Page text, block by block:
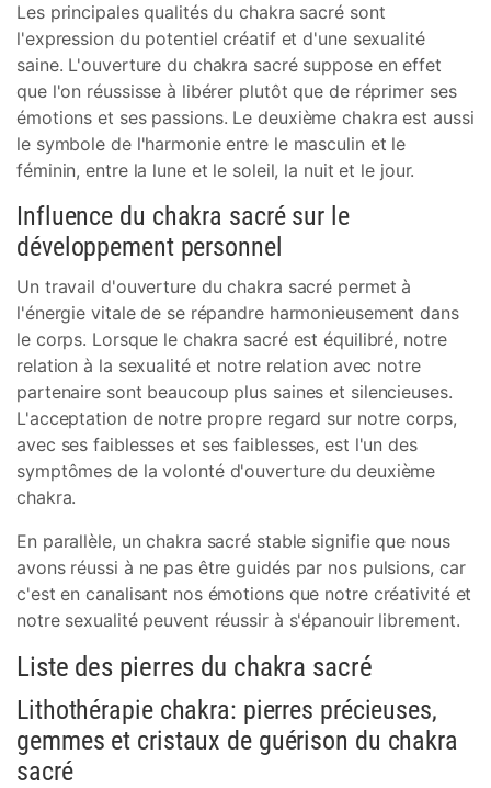
Les principales qualités du chakra sacré sont
l'expression du potentiel créatif et d'une sexualité
saine. L'ouverture du chakra sacré suppose en effet
que l'on réussisse à libérer plutôt que de réprimer ses
émotions et ses passions. Le deuxième chakra est aussi
le symbole de l'harmonie entre le masculin et le
féminin, entre la lune et le soleil, la nuit et le jour.
Influence du chakra sacré sur le
développement personnel
Un travail d'ouverture du chakra sacré permet à
l'énergie vitale de se répandre harmonieusement dans
le corps. Lorsque le chakra sacré est équilibré, notre
relation à la sexualité et notre relation avec notre
partenaire sont beaucoup plus saines et silencieuses.
L'acceptation de notre propre regard sur notre corps,
avec ses faiblesses et ses faiblesses, est l'un des
symptômes de la volonté d'ouverture du deuxième
chakra.
En parallèle, un chakra sacré stable signifie que nous
avons réussi à ne pas être guidés par nos pulsions, car
c'est en canalisant nos émotions que notre créativité et
notre sexualité peuvent réussir à s'épanouir librement.
Liste des pierres du chakra sacré
Lithothérapie chakra: pierres précieuses,
gemmes et cristaux de guérison du chakra
sacré